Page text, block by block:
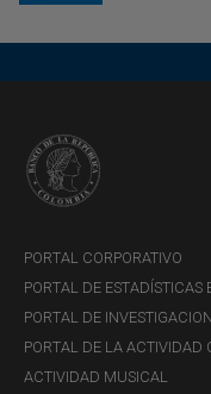
Las series
los billetes y
de crédito.
Reserva bancaria:
PORTAL CORPORATIVO
PORTAL DE ESTADÍSTICAS
PORTAL DE
PORTAL DE LA ACTIVIDAD
ACTIVIDAD MUSICAL